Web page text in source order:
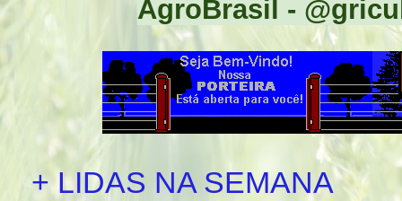
AgroBrasil -
+ LIDAS NA SEMANA